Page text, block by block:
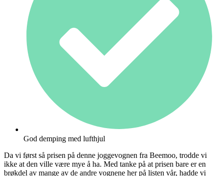
God demping med lufthjul
Da vi først så prisen på denne joggevognen fra Beemoo, trodde vi
ikke at den ville være mye å ha. Med tanke på at prisen bare er en
brøkdel av mange av de andre vognene her på listen vår, hadde vi